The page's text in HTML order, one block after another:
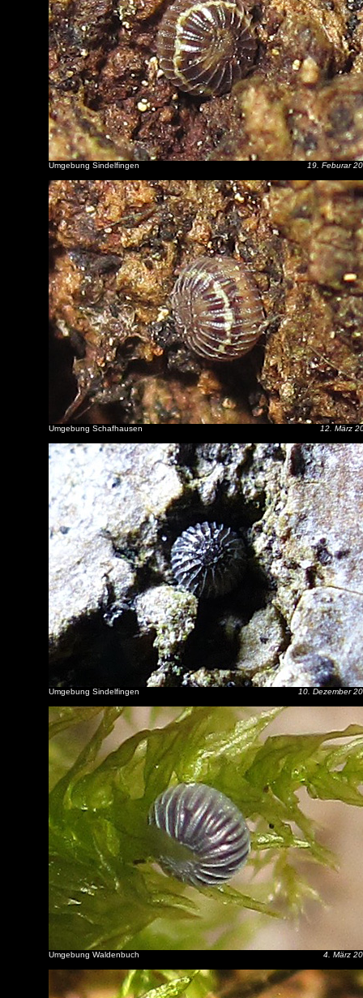
Umgebung Sindelfingen 19. Feburar
Umgebung Schafhausen 12. März
Umgebung Sindelfingen 10. Dezember
Umgebung Waldenbuch 4. März